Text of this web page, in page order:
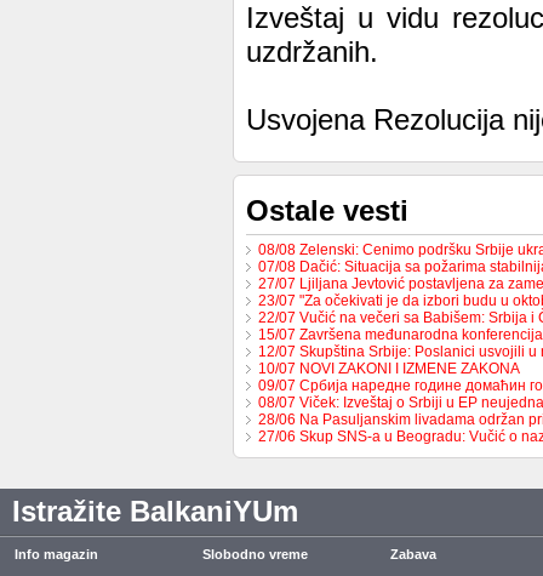
Izveštaj u vidu
uzdržanih.
Usvojena Rezolucija
Ostale vesti
08/08 Zelenski: Cenimo podršku Srbije
07/08 Dačić: Situacija sa požarima
27/07 Ljiljana Jevtović postavljena za
23/07 "Za očekivati je da izbori budu u
22/07 Vučić na večeri sa Babišem: Srbija
15/07 Završena međunarodna
12/07 Skupština Srbije: Poslanici usvojili
10/07 NOVI ZAKONI I IZMENE ZAKONA
09/07 Србија наредне године домаћин
08/07 Viček: Izveštaj o Srbiji u EP
28/06 Na Pasuljanskim livadama održan
27/06 Skup SNS-a u Beogradu: Vučić o
Istražite BalkaniYUm
Info magazin Slobodno vreme Zabava